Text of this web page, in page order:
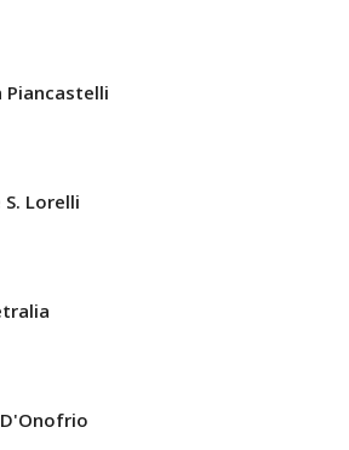
Piancastelli
Lorelli